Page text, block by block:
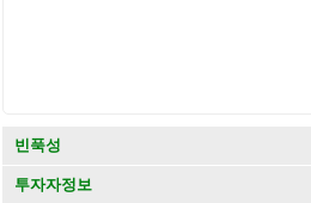
빈푹성
투자자정보